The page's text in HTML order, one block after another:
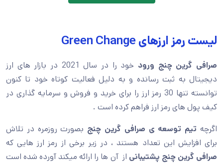
لیست رمز ارزهای Green Change
صرافی گرین چنج ورود
خود را در سال 2021 در بازار های ارز
دیجیتال به ثبت رسانده و به دلیل فعالیت کوتاه خود تا کنون
توانسته تنها 30 رمز ارز را برای خرید و فروش و سرمایه گذاری در
کیف پول های رمز ارز فراهم کرده است .
اگرچه تیم توسعه ی صرافی گرین چنج بصورت روزمره در تلاش
برای افزایش این تعداد هستند ، در زیر برخی از رمز ارز هایی که
صرافی گرین چنج پشتیبانی از آن ها را ارائه میکند آورده شده است